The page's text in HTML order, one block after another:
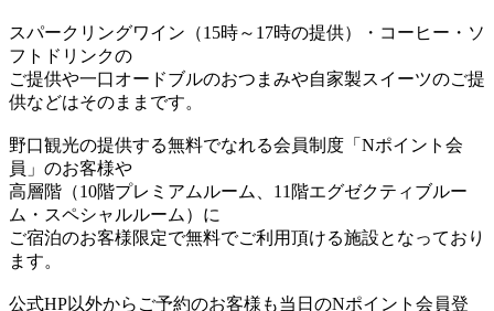
スパークリングワイン（15時～17時の提供）・コーヒー・ソ
フトドリンクの
ご提供や一口オードブルのおつまみや自家製スイーツのご提
供などはそのままです。
野口観光の提供する無料でなれる会員制度「Nポイント会
員」のお客様や
高層階（10階プレミアムルーム、11階エグゼクティブルー
ム・スペシャルルーム）に
ご宿泊のお客様限定で無料でご利用頂ける施設となっており
ます。
公式HP以外からご予約のお客様も当日のNポイント会員登